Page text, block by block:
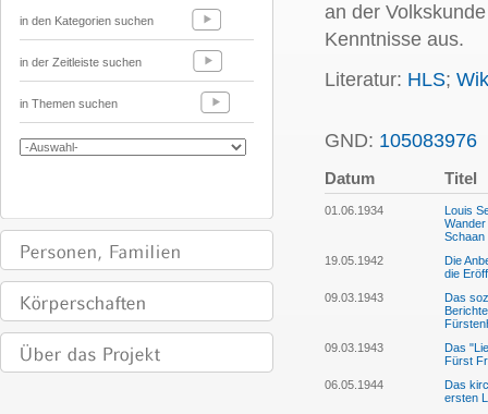
in den Kategorien suchen
in der Zeitleiste suchen
in Themen suchen
an der
Kenntnisse aus.
Literatur: HLS;
GND: 105083976
Datum Titel
01.06.1934
Louis
Wander
Schaan
19.05.1942
Die
die
09.03.1943
Das
09.03.1943
Das
Fürst
06.05.1944
Das
ersten